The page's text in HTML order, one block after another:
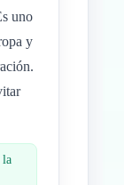
uno
y
la